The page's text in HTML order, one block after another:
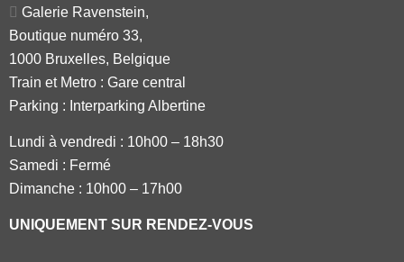
Galerie Ravenstein,
Boutique numéro 33,
1000 Bruxelles, Belgique
Train et Metro : Gare central
Parking : Interparking Albertine
Lundi à vendredi : 10h00 – 18h30
Samedi : Fermé
Dimanche : 10h00 – 17h00
UNIQUEMENT SUR RENDEZ-VOUS